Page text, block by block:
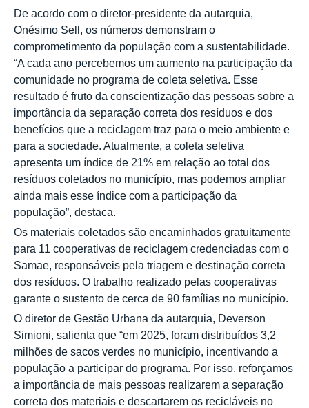
De acordo com o diretor-presidente da autarquia,
Onésimo Sell, os números demonstram o
comprometimento da população com a sustentabilidade.
“A cada ano percebemos um aumento na participação da
comunidade no programa de coleta seletiva. Esse
resultado é fruto da conscientização das pessoas sobre a
importância da separação correta dos resíduos e dos
benefícios que a reciclagem traz para o meio ambiente e
para a sociedade. Atualmente, a coleta seletiva
apresenta um índice de 21% em relação ao total dos
resíduos coletados no município, mas podemos ampliar
ainda mais esse índice com a participação da
população”, destaca.
Os materiais coletados são encaminhados gratuitamente
para 11 cooperativas de reciclagem credenciadas com o
Samae, responsáveis pela triagem e destinação correta
dos resíduos. O trabalho realizado pelas cooperativas
garante o sustento de cerca de 90 famílias no município.
O diretor de Gestão Urbana da autarquia, Deverson
Simioni, salienta que “em 2025, foram distribuídos 3,2
milhões de sacos verdes no município, incentivando a
população a participar do programa. Por isso, reforçamos
a importância de mais pessoas realizarem a separação
correta dos materiais e descartarem os recicláveis no